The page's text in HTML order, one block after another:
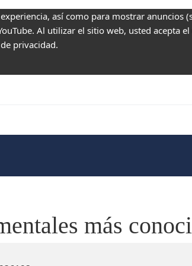
así como para mostrar
Al utilizar el sitio web, usted acepta
privacidad.
más